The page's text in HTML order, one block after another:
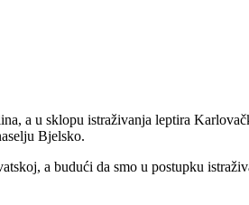
a u sklopu istraživanja leptira
Bjelsko.
a budući da smo u postupku